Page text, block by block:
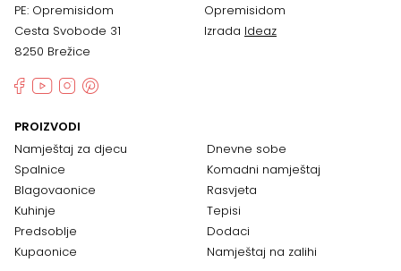
PE: Opremisidom
Cesta Svobode 31
8250 Brežice
Opremisidom
Izrada Ideaz
PROIZVODI
Namještaj za djecu
Spalnice
Blagovaonice
Kuhinje
Predsoblje
Kupaonice
Dnevne sobe
Komadni namještaj
Rasvjeta
Tepisi
Dodaci
Namještaj na zalihi